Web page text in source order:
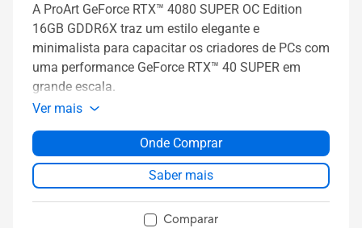
A ProArt GeForce RTX™ 4080 SUPER OC Edition
16GB GDDR6X traz um estilo elegante e
minimalista para capacitar os criadores de PCs com
uma performance GeForce RTX™ 40 SUPER em
grande escala.
Ver mais
Onde Comprar
Saber mais
Comparar